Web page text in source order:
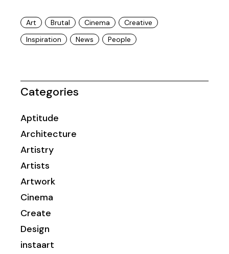
Art Brutal Cinema
Creative
Inspiration
News People
Categories
Aptitude
Architecture
Artistry
Artists
Artwork
Cinema
Create
Design
instaart